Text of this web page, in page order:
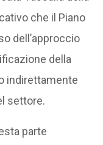
che il Piano
dell’approccio
della
indirettamente
settore.
parte